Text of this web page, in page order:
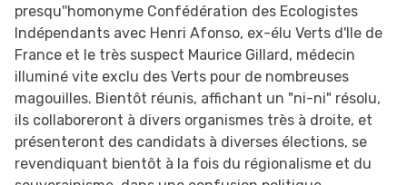
presqu''homonyme Confédération des Ecologistes
Indépendants avec Henri Afonso, ex-élu Verts d'Ile de
France et le très suspect Maurice Gillard, médecin
illuminé vite exclu des Verts pour de nombreuses
magouilles. Bientôt réunis, affichant un "ni-ni" résolu,
ils collaboreront à divers organismes très à droite, et
présenteront des candidats à diverses élections, se
revendiquant bientôt à la fois du régionalisme et du